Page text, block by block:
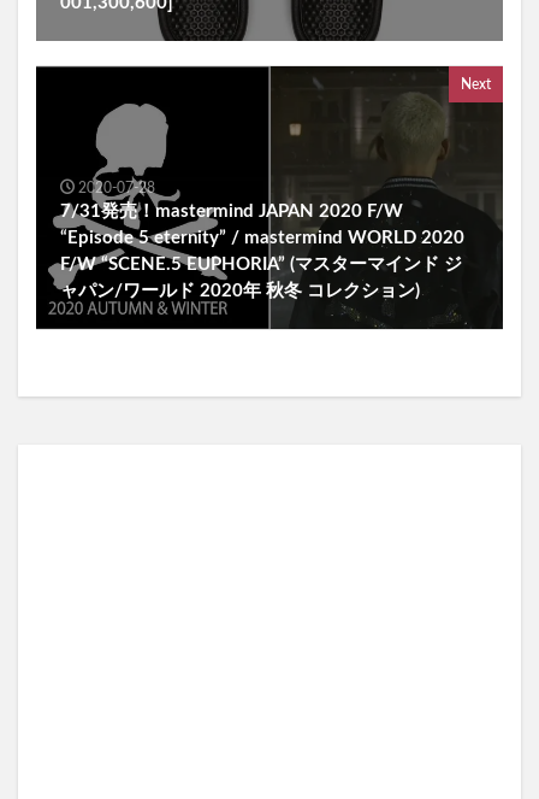
Next
2020-07-28
7/31発売！mastermind JAPAN 2020 F/W
“Episode 5 eternity ” / mastermind WORLD 2020
F/W “SCENE.5 EUPHORIA” (マスターマインド ジ
ャパン/ワールド 2020年 秋冬 コレクション)